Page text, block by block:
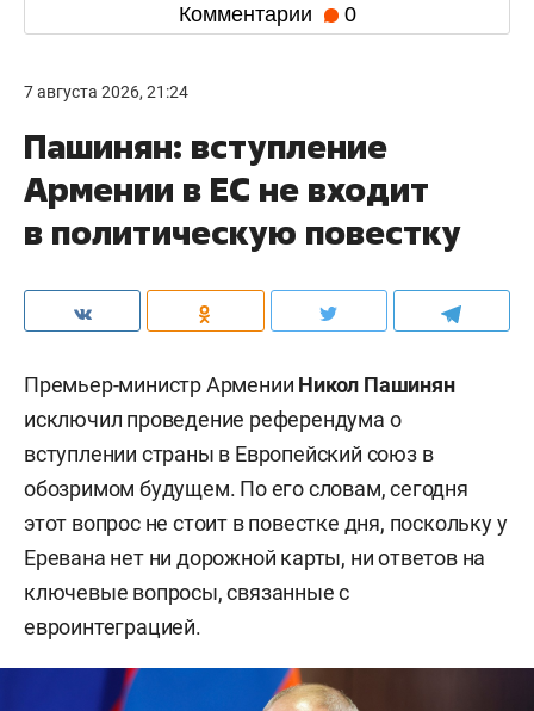
Комментарии 0
7 августа 2026, 21:24
Пашинян: вступление
Армении в ЕС не входит
в политическую повестку
Премьер-министр Армении Никол Пашинян
исключил проведение референдума о
вступлении страны в Европейский союз в
обозримом будущем. По его словам, сегодня
этот вопрос не стоит в повестке дня, поскольку у
Еревана нет ни дорожной карты, ни ответов на
ключевые вопросы, связанные с
евроинтеграцией.